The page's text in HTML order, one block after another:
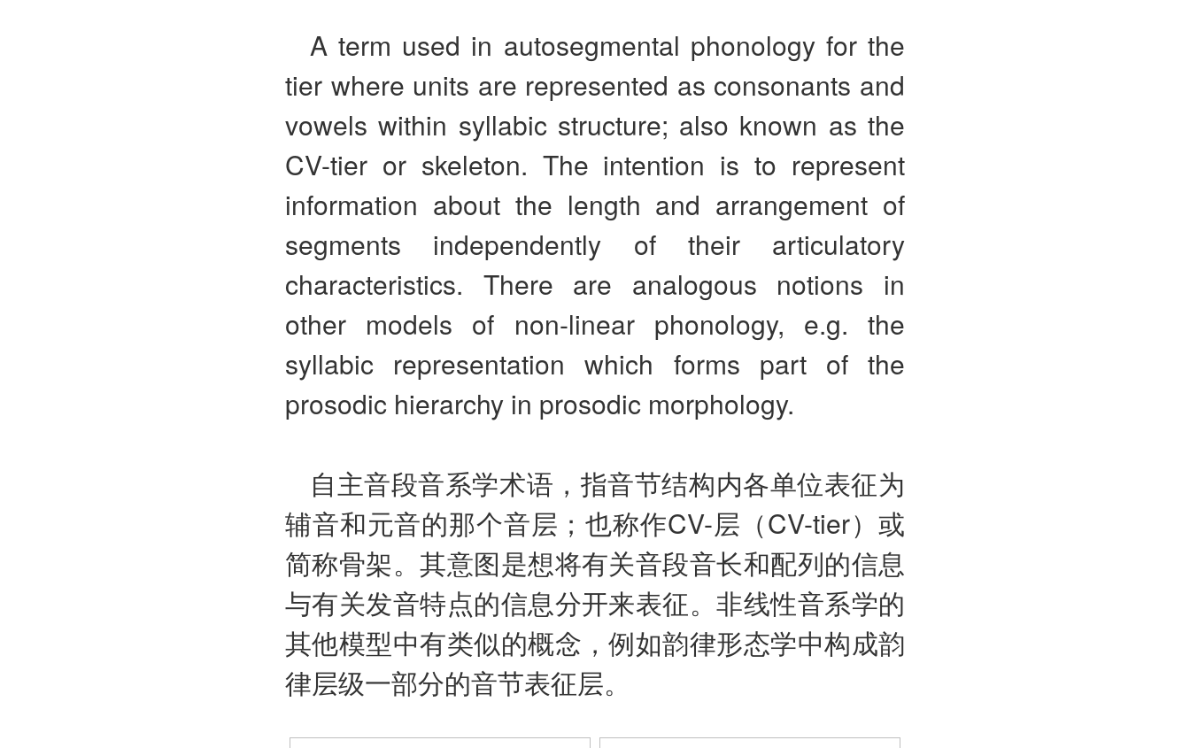
A term used in autosegmental phonology for the
tier where units are represented as consonants and
vowels within syllabic structure; also known as the
CV-tier or skeleton. The intention is to represent
information about the length and arrangement of
segments independently of their articulatory
characteristics. There are analogous notions in
other models of non-linear phonology, e.g. the
syllabic representation which forms part of the
prosodic hierarchy in prosodic morphology.
自主音段音系学术语，指音节结构内各单位表征为
辅音和元音的那个音层；也称作CV-层（CV-tier）或
简称骨架。其意图是想将有关音段音长和配列的信息
与有关发音特点的信息分开来表征。非线性音系学的
其他模型中有类似的概念，例如韵律形态学中构成韵
律层级一部分的音节表征层。